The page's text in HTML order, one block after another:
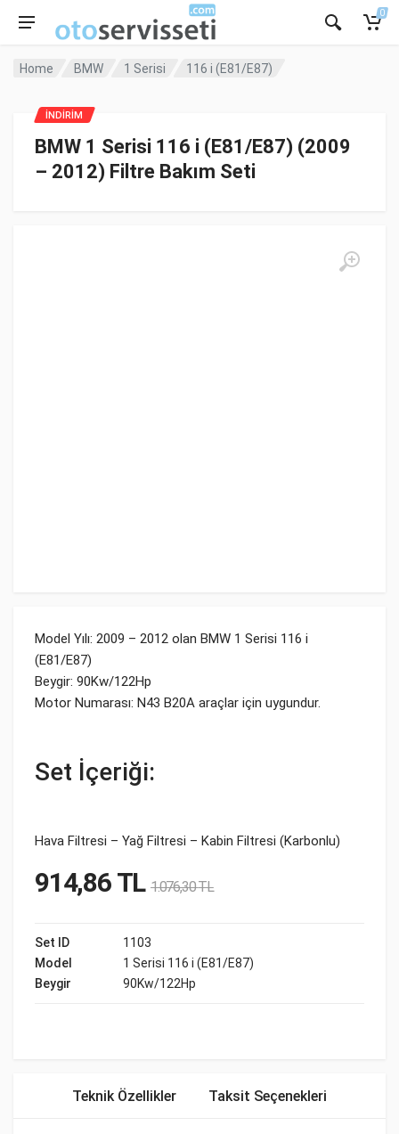
0
Home BMW 1 Serisi 116 i (E81/E87)
BMW 1 Serisi 116 i (E81/E87) (2009
– 2012) Filtre Bakım Seti
Model Yılı: 2009 – 2012 olan BMW 1 Serisi 116 i
(E81/E87)
Beygir: 90Kw/122Hp
Motor Numarası: N43 B20A araçlar için uygundur.
Set İçeriği:
Hava Filtresi – Yağ Filtresi – Kabin Filtresi (Karbonlu)
İNDİRİM
914,86 TL 1.076,30TL
Set ID
1103
Model
1 Serisi 116 i (E81/E87)
Beygir
90Kw/122Hp
Teknik Özellikler Taksit Seçenekleri